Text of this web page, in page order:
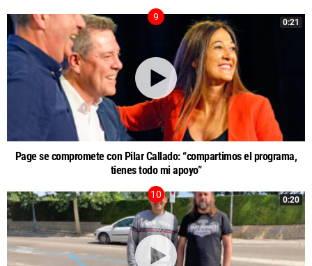
0:21
Page se compromete con Pilar Callado: “compartimos el programa,
tienes todo mi apoyo”
0:20